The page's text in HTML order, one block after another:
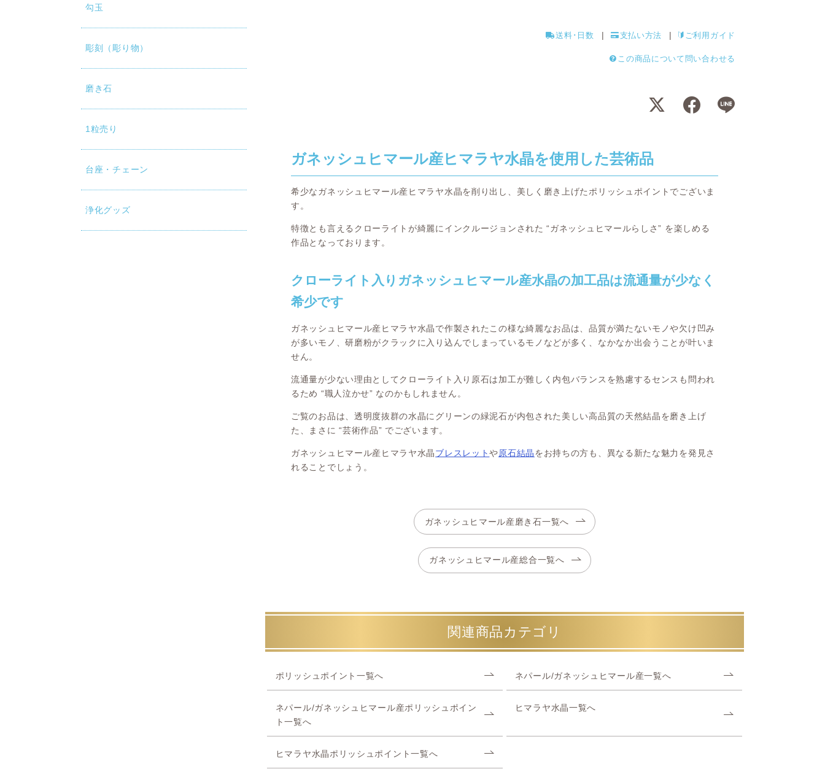
勾玉
彫刻（彫り物）
磨き石
1粒売り
台座・チェーン
浄化グッズ
送料･日数 支払い方法 ご利用ガイド
この商品について問い合わせる
ガネッシュヒマール産ヒマラヤ水晶を使用した芸術品
希少なガネッシュヒマール産ヒマラヤ水晶を削り出し、美しく磨き上げたポリッシュポイントでございま
す。
特徴とも言えるクローライトが綺麗にインクルージョンされた “ガネッシュヒマールらしさ” を楽しめる
作品となっております。
クローライト入りガネッシュヒマール産水晶の加工品は流通量が少なく
希少です
ガネッシュヒマール産ヒマラヤ水晶で作製されたこの様な綺麗なお品は、品質が満たないモノや欠け凹み
が多いモノ、研磨粉がクラックに入り込んでしまっているモノなどが多く、なかなか出会うことが叶いま
せん。
流通量が少ない理由としてクローライト入り原石は加工が難しく内包バランスを熟慮するセンスも問われ
るため “職人泣かせ” なのかもしれません。
ご覧のお品は、透明度抜群の水晶にグリーンの緑泥石が内包された美しい高品質の天然結晶を磨き上げ
た、まさに “芸術作品” でございます。
ガネッシュヒマール産ヒマラヤ水晶ブレスレットや原石結晶をお持ちの方も、異なる新たな魅力を発見さ
れることでしょう。
ガネッシュヒマール産磨き石一覧へ
ガネッシュヒマール産総合一覧へ
関連商品カテゴリ
ポリッシュポイント一覧へ ネパール/ガネッシュヒマール産一覧へ
ネパール/ガネッシュヒマール産ポリッシュポイン
ト一覧へ
ヒマラヤ水晶一覧へ
ヒマラヤ水晶ポリッシュポイント一覧へ